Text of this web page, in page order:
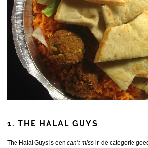
1. THE HALAL GUYS
The Halal Guys is een can’t-miss in de categorie